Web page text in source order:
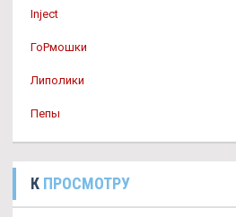
Inject
ГоРмошки
Липолики
Пепы
К ПРОСМОТРУ